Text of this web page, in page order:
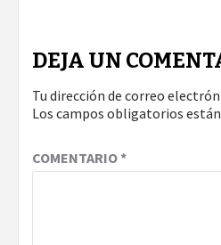
DEJA UN
Tu dirección de correo
Los campos obligatorios
COMENTARIO*